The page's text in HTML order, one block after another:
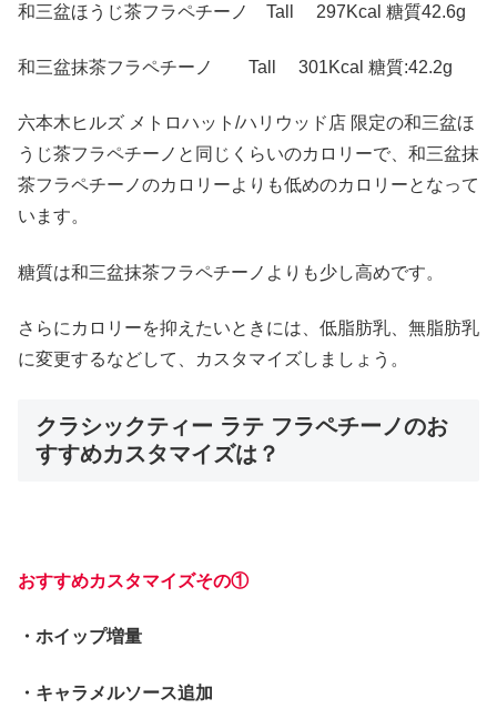
和三盆ほうじ茶フラペチーノ Tall 297Kcal 糖質42.6g
和三盆抹茶フラペチーノ Tall 301Kcal 糖質:42.2g
六本木ヒルズ メトロハット/ハリウッド店 限定の和三盆ほ
うじ茶フラペチーノと同じくらいのカロリーで、和三盆抹
茶フラペチーノのカロリーよりも低めのカロリーとなって
います。
糖質は和三盆抹茶フラペチーノよりも少し高めです。
さらにカロリーを抑えたいときには、低脂肪乳、無脂肪乳
に変更するなどして、カスタマイズしましょう。
クラシックティー ラテ フラペチーノのお
すすめカスタマイズは？
おすすめカスタマイズその①
・ホイップ増量
・キャラメルソース追加